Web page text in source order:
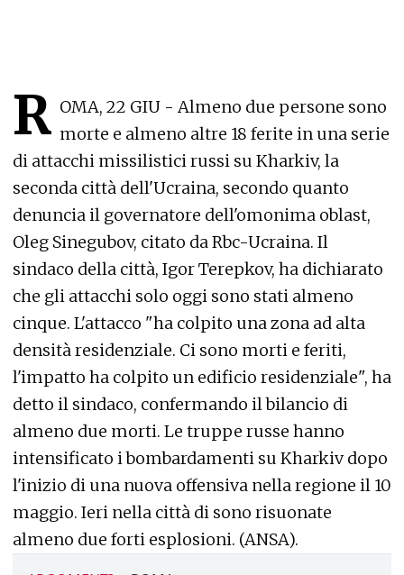
R OMA, 22 GIU - Almeno due persone sono
morte e almeno altre 18 ferite in una serie
di attacchi missilistici russi su Kharkiv, la
seconda città dell'Ucraina, secondo quanto
denuncia il governatore dell'omonima oblast,
Oleg Sinegubov, citato da Rbc-Ucraina. Il
sindaco della città, Igor Terepkov, ha dichiarato
che gli attacchi solo oggi sono stati almeno
cinque. L'attacco "ha colpito una zona ad alta
densità residenziale. Ci sono morti e feriti,
l'impatto ha colpito un edificio residenziale", ha
detto il sindaco, confermando il bilancio di
almeno due morti. Le truppe russe hanno
intensificato i bombardamenti su Kharkiv dopo
l'inizio di una nuova offensiva nella regione il 10
maggio. Ieri nella città di sono risuonate
almeno due forti esplosioni. (ANSA).